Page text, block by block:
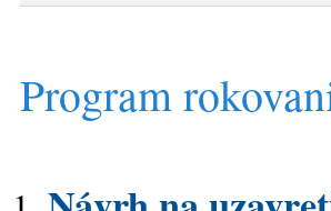
Program